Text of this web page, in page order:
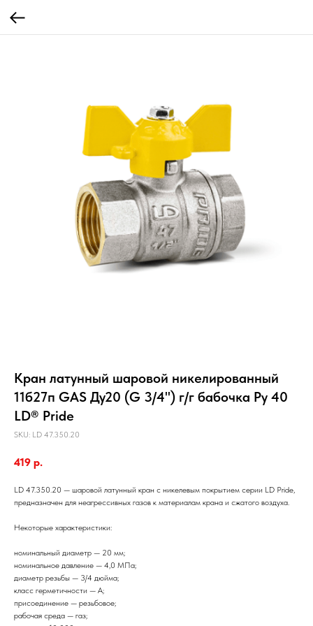
Кран латунный шаровой никелированный
11б27п GAS Ду20 (G 3/4") г/г бабочка Ру 40
LD® Pride
SKU: LD 47.350.20
419 р.
LD 47.350.20 — шаровой латунный кран с никелевым покрытием серии LD Pride,
предназначен для неагрессивных газов к материалам крана и сжатого воздуха.
Некоторые характеристики:
номинальный диаметр — 20 мм;
номинальное давление — 4,0 МПа;
диаметр резьбы — 3/4 дюйма;
класс герметичности — А;
присоединение — резьбовое;
рабочая среда — газ;